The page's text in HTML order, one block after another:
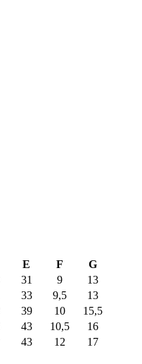
E F
G
31 9
13
33 9,5
13
39 10
15,5
43 10,5
16
43 12 17